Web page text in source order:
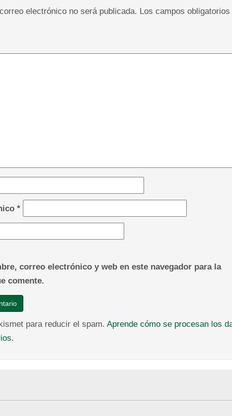
electrónico no será publicada. Los campos
*
correo electrónico y web en este navegador para la
comente.
para reducir el spam. Aprende cómo se procesan los